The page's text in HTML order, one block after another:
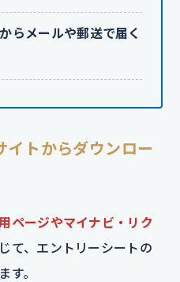
らメールや郵送で届く
トからダウンロー
ページやマイナビ・リク
て、エントリーシートの
す。